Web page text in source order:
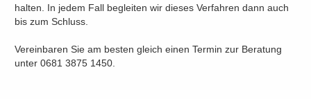
halten. In jedem Fall begleiten wir dieses Verfahren dann auch
bis zum Schluss.
Vereinbaren Sie am besten gleich einen Termin zur Beratung
unter 0681 3875 1450.